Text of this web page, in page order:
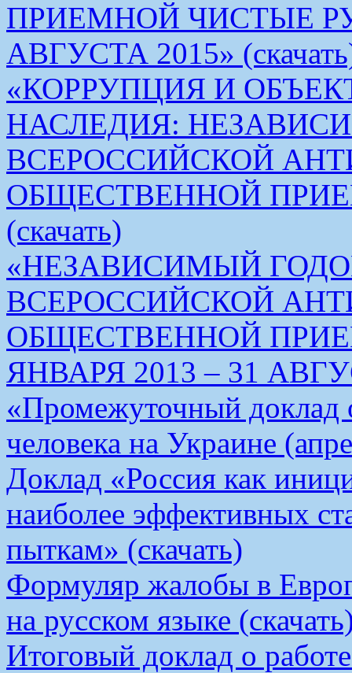
ПРИЕМНОЙ ЧИСТЫЕ
АВГУСТА 2015»
«КОРРУПЦИЯ И
НАСЛЕДИЯ:
ВСЕРОССИЙСКОЙ
ОБЩЕСТВЕННОЙ
(скачать)
«НЕЗАВИСИМЫЙ
ВСЕРОССИЙСКОЙ
ОБЩЕСТВЕННОЙ
ЯНВАРЯ 2013 – 31
«Промежуточный доклад
человека на Украине
Доклад «Россия как
наиболее эффективных
пыткам» (скачать)
Формуляр жалобы в
на русском языке
Итоговый доклад о